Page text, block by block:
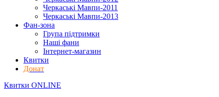
Черкаські Мавпи-2011
Черкаські Мавпи-2013
Фан-зона
Група підтримки
Наші фани
Інтернет-магазин
Квитки
Донат
Квитки ONLINE